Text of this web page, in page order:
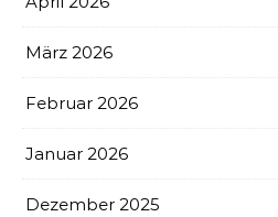
März 2026
Februar 2026
Januar 2026
Dezember 2025